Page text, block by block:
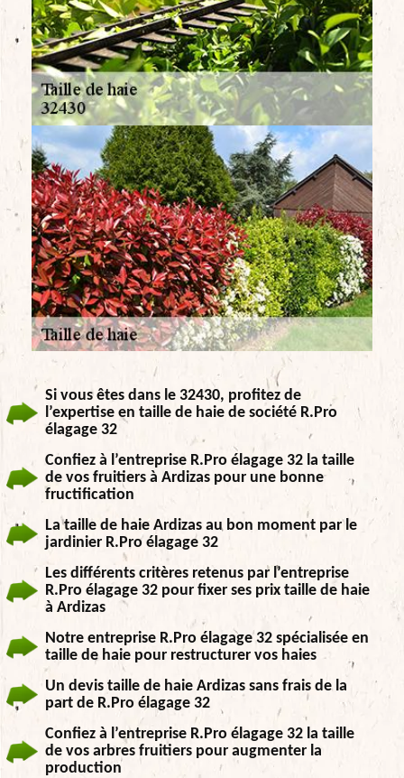
Si vous êtes dans le 32430, profitez de
l’expertise en taille de haie de société R.Pro
élagage 32
Confiez à l’entreprise R.Pro élagage 32 la taille
de vos fruitiers à Ardizas pour une bonne
fructification
La taille de haie Ardizas au bon moment par le
jardinier R.Pro élagage 32
Les différents critères retenus par l’entreprise
R.Pro élagage 32 pour fixer ses prix taille de haie
à Ardizas
Notre entreprise R.Pro élagage 32 spécialisée en
taille de haie pour restructurer vos haies
Un devis taille de haie Ardizas sans frais de la
part de R.Pro élagage 32
Confiez à l’entreprise R.Pro élagage 32 la taille
de vos arbres fruitiers pour augmenter la
production